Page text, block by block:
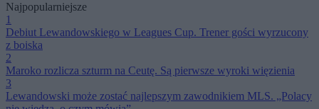
Najpopularniejsze
1
Debiut Lewandowskiego w Leagues Cup. Trener gości wyrzucony
z boiska
2
Maroko rozlicza szturm na Ceutę. Są pierwsze wyroki więzienia
3
Lewandowski może zostać najlepszym zawodnikiem MLS. „Polacy